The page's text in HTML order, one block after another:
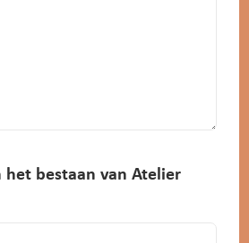
het bestaan van Atelier